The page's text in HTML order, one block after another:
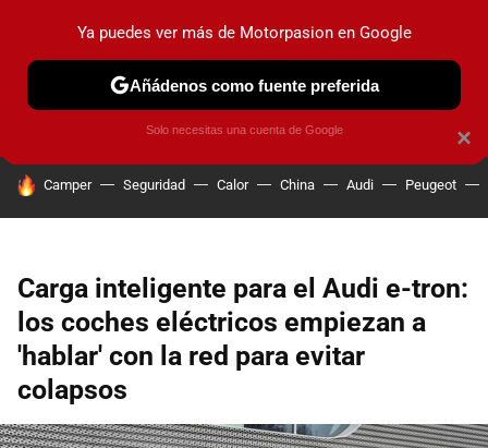
PRUEBAS COCHES ELÉCTRICOS OBSERVATORIO
HOY SE HABLA DE
Camper Seguridad Calor China Audi Peugeot
Carga inteligente para el Audi e-tron:
los coches eléctricos empiezan a
'hablar' con la red para evitar
colapsos
×
Ya puedes ver más de Motorpasion en Google
Añádenos como fuente preferida
Solo necesitas una cuenta de Google